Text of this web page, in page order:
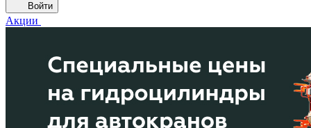
Войти
Акции